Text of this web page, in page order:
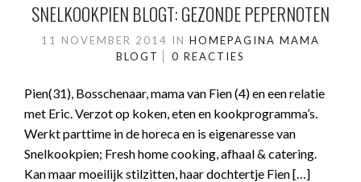
SNELKOOKPIEN BLOGT: GEZONDE PEPERNOTEN
11 NOVEMBER 2014 IN HOMEPAGINA MAMA
BLOGT
0 REACTIES
Pien(31), Bosschenaar, mama van Fien (4) en een relatie
met Eric. Verzot op koken, eten en kookprogramma’s.
Werkt parttime in de horeca en is eigenaresse van
Snelkookpien; Fresh home cooking, afhaal & catering.
Kan maar moeilijk stilzitten, haar dochtertje Fien […]